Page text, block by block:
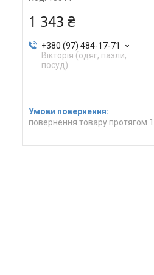
1 343 ₴
+380 (97) 484-17-71
Вікторія (одяг, пазли,
посуд)
повернення товару протягом